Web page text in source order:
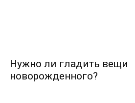
Нужно ли гладить вещи
новорожденного?